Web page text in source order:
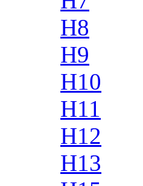
H8
H9
H10
H11
H12
H13